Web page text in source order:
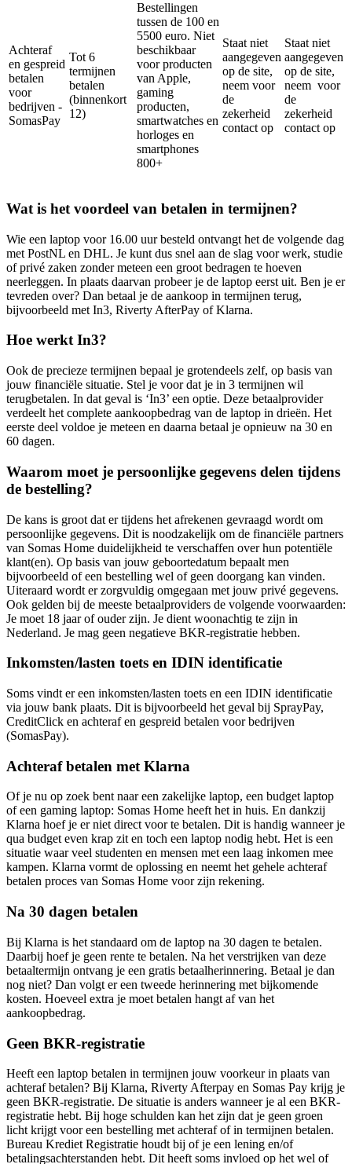
Achteraf
en gespreid
betalen
voor
bedrijven -
SomasPay
Tot 6
termijnen
betalen
(binnenkort
12)
Bestellingen
tussen de 100 en
5500 euro. Niet
beschikbaar
voor producten
van Apple,
gaming
producten,
smartwatches en
horloges en
smartphones
800+
Staat niet
aangegeven
op de site,
neem voor
de
zekerheid
contact op
Staat niet
aangegeven
op de site,
neem voor
de
zekerheid
contact op
Wat is het voordeel van betalen in termijnen?
Wie een laptop voor 16.00 uur besteld ontvangt het de volgende dag
met PostNL en DHL. Je kunt dus snel aan de slag voor werk, studie
of privé zaken zonder meteen een groot bedragen te hoeven
neerleggen. In plaats daarvan probeer je de laptop eerst uit. Ben je er
tevreden over? Dan betaal je de aankoop in termijnen terug,
bijvoorbeeld met In3, Riverty AfterPay of Klarna.
Hoe werkt In3?
Ook de precieze termijnen bepaal je grotendeels zelf, op basis van
jouw financiële situatie. Stel je voor dat je in 3 termijnen wil
terugbetalen. In dat geval is ‘In3’ een optie. Deze betaalprovider
verdeelt het complete aankoopbedrag van de laptop in drieën. Het
eerste deel voldoe je meteen en daarna betaal je opnieuw na 30 en
60 dagen.
Waarom moet je persoonlijke gegevens delen tijdens
de bestelling?
De kans is groot dat er tijdens het afrekenen gevraagd wordt om
persoonlijke gegevens. Dit is noodzakelijk om de financiële partners
van Somas Home duidelijkheid te verschaffen over hun potentiële
klant(en). Op basis van jouw geboortedatum bepaalt men
bijvoorbeeld of een bestelling wel of geen doorgang kan vinden.
Uiteraard wordt er zorgvuldig omgegaan met jouw privé gegevens.
Ook gelden bij de meeste betaalproviders de volgende voorwaarden:
Je moet 18 jaar of ouder zijn. Je dient woonachtig te zijn in
Nederland. Je mag geen negatieve BKR-registratie hebben.
Inkomsten/lasten toets en IDIN identificatie
Soms vindt er een inkomsten/lasten toets en een IDIN identificatie
via jouw bank plaats. Dit is bijvoorbeeld het geval bij SprayPay,
CreditClick en achteraf en gespreid betalen voor bedrijven
(SomasPay).
Achteraf betalen met Klarna
Of je nu op zoek bent naar een zakelijke laptop, een budget laptop
of een gaming laptop: Somas Home heeft het in huis. En dankzij
Klarna hoef je er niet direct voor te betalen. Dit is handig wanneer je
qua budget even krap zit en toch een laptop nodig hebt. Het is een
situatie waar veel studenten en mensen met een laag inkomen mee
kampen. Klarna vormt de oplossing en neemt het gehele achteraf
betalen proces van Somas Home voor zijn rekening.
Na 30 dagen betalen
Bij Klarna is het standaard om de laptop na 30 dagen te betalen.
Daarbij hoef je geen rente te betalen. Na het verstrijken van deze
betaaltermijn ontvang je een gratis betaalherinnering. Betaal je dan
nog niet? Dan volgt er een tweede herinnering met bijkomende
kosten. Hoeveel extra je moet betalen hangt af van het
aankoopbedrag.
Geen BKR-registratie
Heeft een laptop betalen in termijnen jouw voorkeur in plaats van
achteraf betalen? Bij Klarna, Riverty Afterpay en Somas Pay krijg je
geen BKR-registratie. De situatie is anders wanneer je al een BKR-
registratie hebt. Bij hoge schulden kan het zijn dat je geen groen
licht krijgt voor een bestelling met achteraf of in termijnen betalen.
Bureau Krediet Registratie houdt bij of je een lening en/of
betalingsachterstanden hebt. Dit heeft soms invloed op het wel of